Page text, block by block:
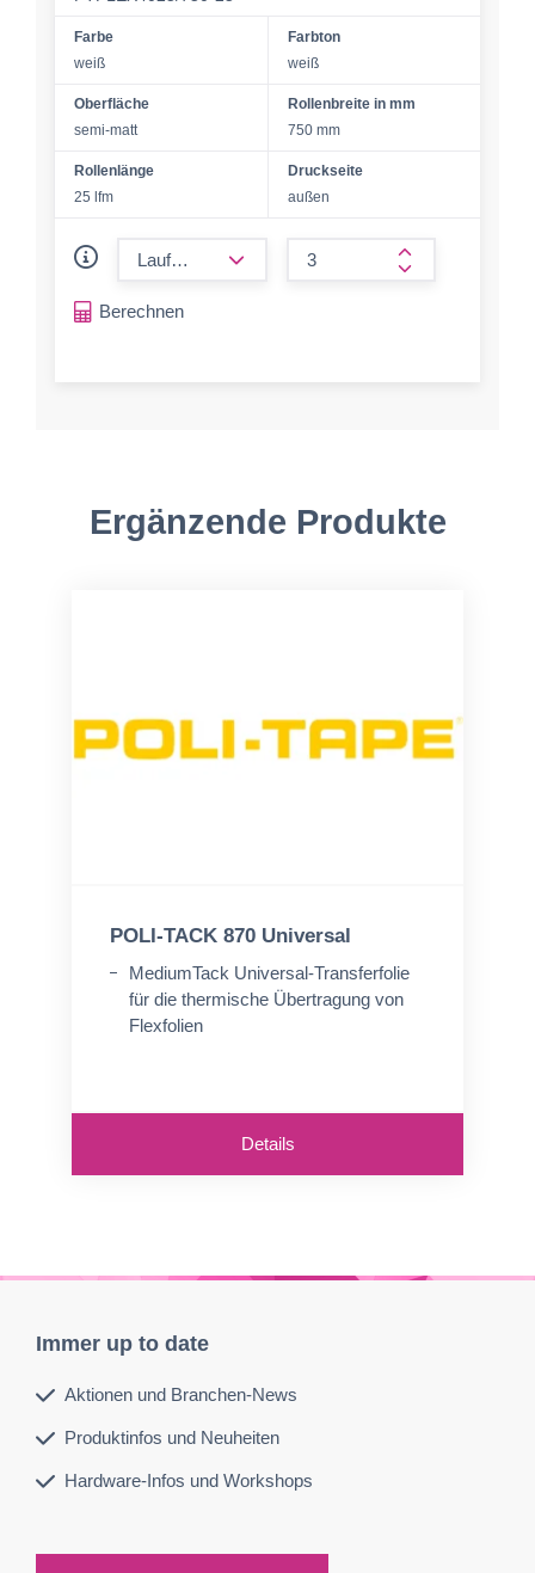
Farbe
weiß
Farbton
weiß
Oberfläche
semi-matt
Rollenbreite in mm
750 mm
Rollenlänge
25 lfm
Druckseite
außen
form.increase-
Berechnen
Ergänzende Produkte
POLI-TACK 870 Universal
MediumTack Universal-Transferfolie
für die thermische Übertragung von
Flexfolien
Details
Immer up to date
Aktionen und Branchen-News
Produktinfos und Neuheiten
Hardware-Infos und Workshops